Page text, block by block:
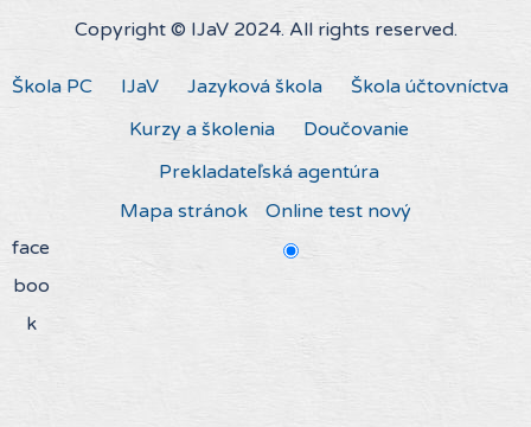
Copyright © IJaV 2024. All rights reserved.
Škola PC IJaV Jazyková škola
Škola účtovníctva
Kurzy a školenia
Doučovanie
Prekladateľská agentúra
Mapa stránok
Online test nový
face
boo
k